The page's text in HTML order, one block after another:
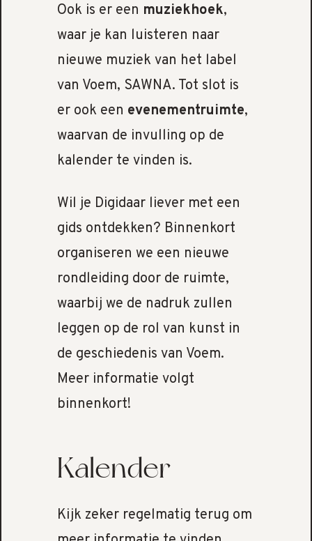
Ook is er een muziekhoek,
waar je kan luisteren naar
nieuwe muziek van het label
van Voem, SAWNA. Tot slot is
er ook een evenementruimte,
waarvan de invulling op de
kalender te vinden is.
Wil je Digidaar liever met een
gids ontdekken? Binnenkort
organiseren we een nieuwe
rondleiding door de ruimte,
waarbij we de nadruk zullen
leggen op de rol van kunst in
de geschiedenis van Voem.
Meer informatie volgt
binnenkort!
Kalender
Kijk zeker regelmatig terug om